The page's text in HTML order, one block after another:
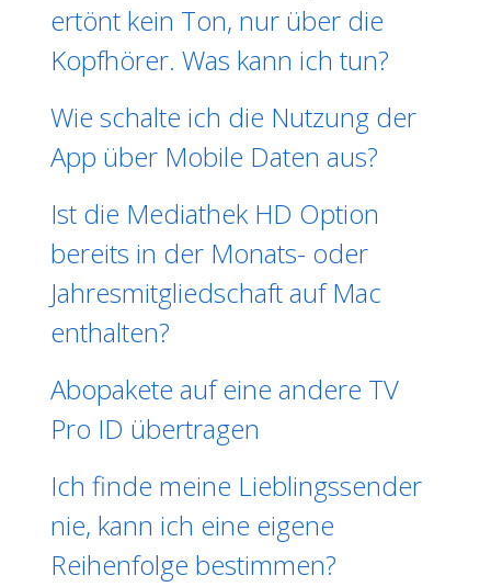
ertönt kein Ton, nur über die
Kopfhörer. Was kann ich tun?
Wie schalte ich die Nutzung der
App über Mobile Daten aus?
Ist die Mediathek HD Option
bereits in der Monats- oder
Jahresmitgliedschaft auf Mac
enthalten?
Abopakete auf eine andere TV
Pro ID übertragen
Ich finde meine Lieblingssender
nie, kann ich eine eigene
Reihenfolge bestimmen?